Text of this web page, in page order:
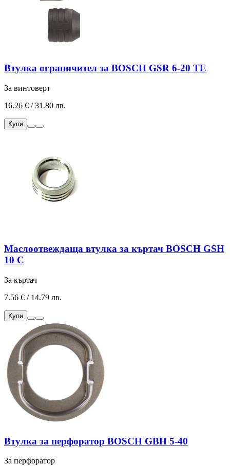
Втулка ограничител за BOSCH GSR 6-20 TE
За винтоверт
16.26 € / 31.80 лв.
Купи
Маслоотвеждаща втулка за къртач BOSCH GSH
10 C
За къртач
7.56 € / 14.79 лв.
Купи
Втулка за перфоратор BOSCH GBH 5-40
За перфоратор